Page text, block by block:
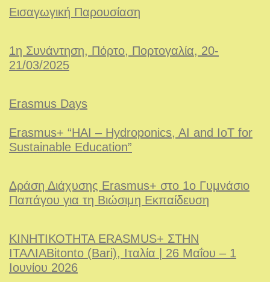
Εισαγωγική Παρουσίαση
1η Συνάντηση, Πόρτο, Πορτογαλία, 20-
21/03/2025
Erasmus Days
Erasmus+ “HAI – Hydroponics, AI and IoT for
Sustainable Education”
Δράση Διάχυσης Erasmus+ στο 1ο Γυμνάσιο
Παπάγου για τη Βιώσιμη Εκπαίδευση
ΚΙΝΗΤΙΚΟΤΗΤΑ ERASMUS+ ΣΤΗΝ
ΙΤΑΛΙΑBitonto (Bari), Ιταλία | 26 Μαΐου – 1
Ιουνίου 2026